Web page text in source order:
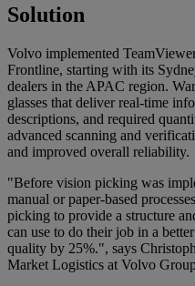
Solution
Volvo implemented
Frontline, starting with its
dealers in the APAC region.
glasses that deliver real-time
descriptions, and required
advanced scanning and
and improved overall reliability.
"Before vision picking was
manual or paper-based
picking to provide a structure
can use to do their job in a
quality by 25%.", says
Market Logistics at Volvo